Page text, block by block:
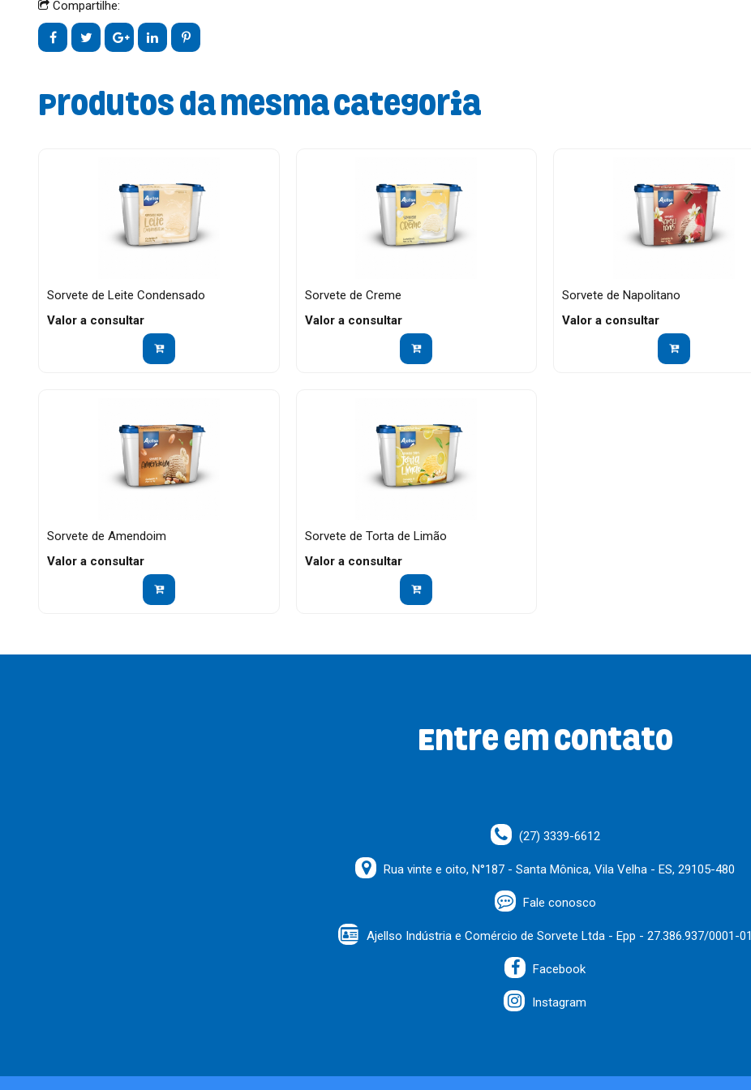
Compartilhe:
Produtos da mesma categoria
Sorvete de Leite Condensado
Valor a consultar
Sorvete de Creme
Valor a consultar
Sorvete de Napolitano
Valor a consultar
Sorvete de Amendoim
Valor a consultar
Sorvete de Torta de Limão
Valor a consultar
Entre em contato
(27) 3339-6612
Rua vinte e oito, N°187 - Santa Mônica, Vila Velha - ES, 29105-480
Fale conosco
Ajellso Indústria e Comércio de Sorvete Ltda - Epp - 27.386.937/0001-01
Facebook
Instagram